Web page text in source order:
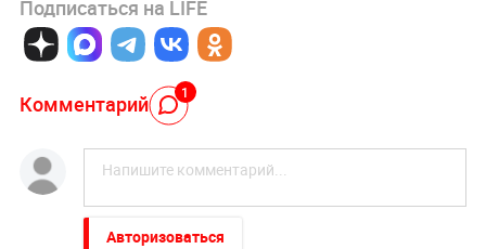
Подписаться на LIFE
Комментарий 1
Авторизоваться